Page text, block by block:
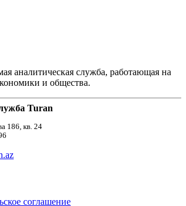
аналитическая служба, работающая на
и общества.
Turan
186, кв. 24
соглашение